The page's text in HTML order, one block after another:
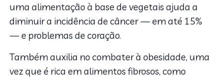
uma alimentação à base de vegetais ajuda a
diminuir a incidência de câncer — em até 15%
— e problemas de coração.
Também auxilia no combater à obesidade, uma
vez que é rica em alimentos fibrosos, como